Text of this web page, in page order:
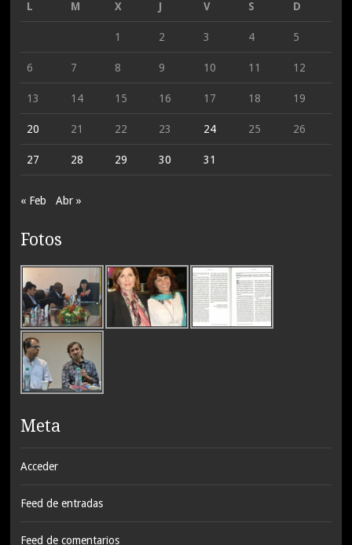
L
M X J V S D
1 2 3 4 5
6 7 8 9 10 11 12
13 14 15 16 17 18 19
20 21 22 23 24 25 26
27 28 29 30 31
« Feb Abr »
Fotos
Meta
Acceder
Feed de entradas
Feed de comentarios